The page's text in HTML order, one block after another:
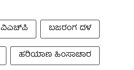
ವಿಎಚ್‌ಪಿ
ಬಜರಂಗ ದಳ
ಹರಿಯಾಣ ಹಿಂಸಾಚಾರ